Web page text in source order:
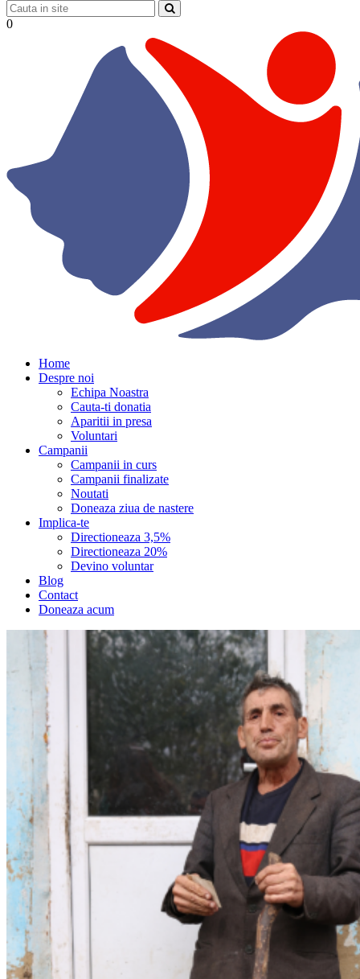
0
Home
Despre noi
Echipa Noastra
Cauta-ti donatia
Aparitii in presa
Voluntari
Campanii
Campanii in curs
Campanii finalizate
Noutati
Doneaza ziua de nastere
Implica-te
Directioneaza 3,5%
Directioneaza 20%
Devino voluntar
Blog
Contact
Doneaza acum